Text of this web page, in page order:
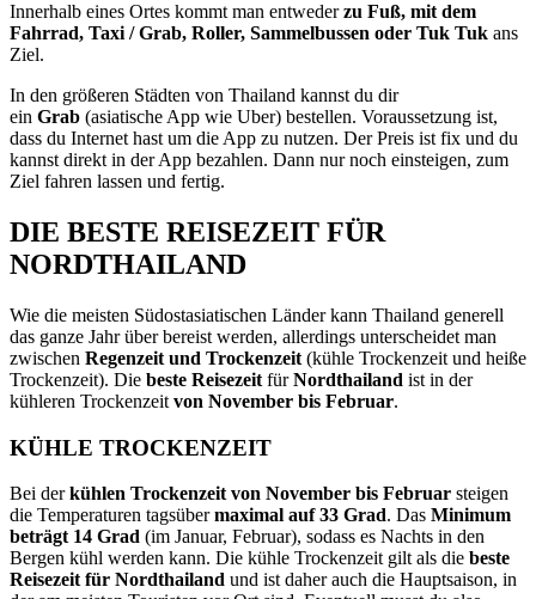
Innerhalb eines Ortes kommt man entwederzu Fuß, mit dem
Fahrrad, Taxi / Grab, Roller, Sammelbussen oder Tuk Tuk ans
Ziel.
In den größeren Städten von Thailand kannst du dir
ein Grab (asiatische App wie Uber) bestellen. Voraussetzung ist,
dass du Internet hast um die App zu nutzen. Der Preis ist fix und du
kannst direkt in der App bezahlen. Dann nur noch einsteigen, zum
Ziel fahren lassen und fertig.
DIE BESTE REISEZEIT FÜR
NORDTHAILAND
Wie die meisten Südostasiatischen Länder kann Thailand generell
das ganze Jahr über bereist werden, allerdings unterscheidet man
zwischen Regenzeit und Trockenzeit (kühle Trockenzeit und heiße
Trockenzeit). Die beste Reisezeit fürNordthailand ist in der
kühleren Trockenzeit von November bis Februar.
KÜHLE TROCKENZEIT
Bei derkühlen Trockenzeit von November bis Februar steigen
die Temperaturen tagsübermaximal auf 33 Grad. Das Minimum
beträgt 14 Grad (im Januar, Februar), sodass es Nachts in den
Bergen kühl werden kann. Die kühle Trockenzeit gilt als die beste
Reisezeit für Nordthailand und ist daher auch die Hauptsaison, in